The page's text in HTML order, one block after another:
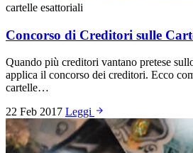
cartelle esattoriali
Concorso di Creditori sulle
Quando più creditori vantano pretese
applica il concorso dei creditori. Ecco
cartelle…
22 Feb 2017 Leggi